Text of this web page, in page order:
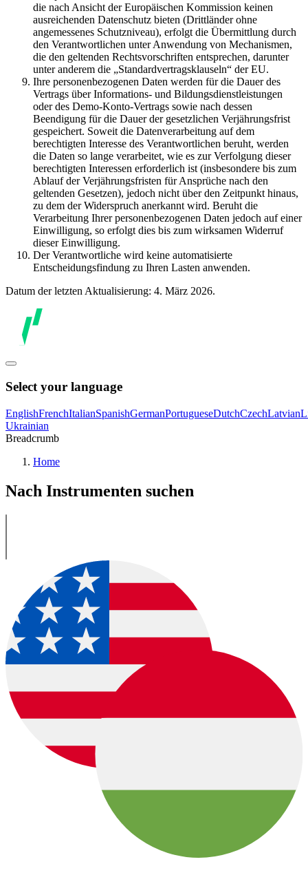
die nach Ansicht der Europäischen Kommission keinen
ausreichenden Datenschutz bieten (Drittländer ohne
angemessenes Schutzniveau), erfolgt die Übermittlung durch
den Verantwortlichen unter Anwendung von Mechanismen,
die den geltenden Rechtsvorschriften entsprechen, darunter
unter anderem die „Standardvertragsklauseln“ der EU.
Ihre personenbezogenen Daten werden für die Dauer des
Vertrags über Informations- und Bildungsdienstleistungen
oder des Demo-Konto-Vertrags sowie nach dessen
Beendigung für die Dauer der gesetzlichen Verjährungsfrist
gespeichert. Soweit die Datenverarbeitung auf dem
berechtigten Interesse des Verantwortlichen beruht, werden
die Daten so lange verarbeitet, wie es zur Verfolgung dieser
berechtigten Interessen erforderlich ist (insbesondere bis zum
Ablauf der Verjährungsfristen für Ansprüche nach den
geltenden Gesetzen), jedoch nicht über den Zeitpunkt hinaus,
zu dem der Widerspruch anerkannt wird. Beruht die
Verarbeitung Ihrer personenbezogenen Daten jedoch auf einer
Einwilligung, so erfolgt dies bis zum wirksamen Widerruf
dieser Einwilligung.
Der Verantwortliche wird keine automatisierte
Entscheidungsfindung zu Ihren Lasten anwenden.
Datum der letzten Aktualisierung: 4. März 2026.
Select your language
EnglishFrenchItalianSpanishGermanPortugueseDutchCzechLatvian
Ukrainian
Breadcrumb
Home
Nach Instrumenten suchen